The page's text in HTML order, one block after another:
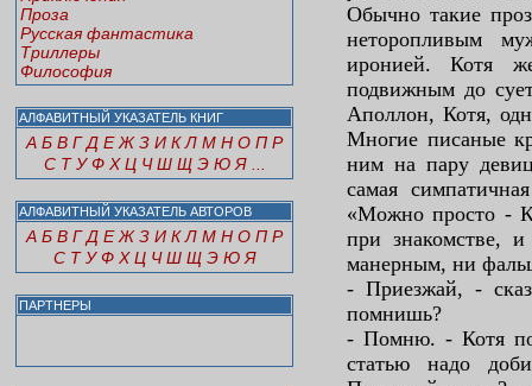
Проза
Русская фантастика
Триллеры
Философия
АЛФАВИТНЫЙ УКАЗАТЕЛЬ КНИГ
А Б В Г Д Е Ж З И К Л М Н О П Р
С Т У Ф Х Ц Ч Ш Щ Э Ю Я
АЛФАВИТНЫЙ УКАЗАТЕЛЬ АВТОРОВ
А Б В Г Д Е Ж З И К Л М Н О П Р
С Т У Ф Х Ц Ч Ш Щ Э Ю Я
ПАРТНЕРЫ
Обычно такие
неторопливым
иронией. Котя
подвижным до
Аполлон, Котя,
Многие писаные
ним на пару
самая
«Можно просто -
при знакомстве,
манерным, ни
- Приезжай, -
помнишь?
- Помню. - Котя
статью надо